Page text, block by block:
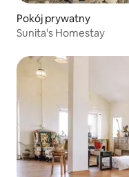
Pokój prywatny
Sunita's Homestay